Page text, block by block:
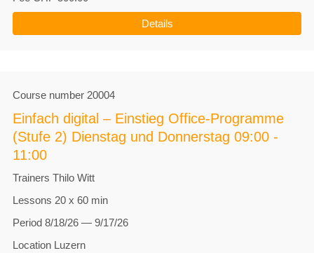
Details
Course number 20004
Einfach digital – Einstieg Office-Programme
(Stufe 2) Dienstag und Donnerstag 09:00 -
11:00
Trainers Thilo Witt
Lessons 20 x 60 min
Period 8/18/26 — 9/17/26
Location Luzern